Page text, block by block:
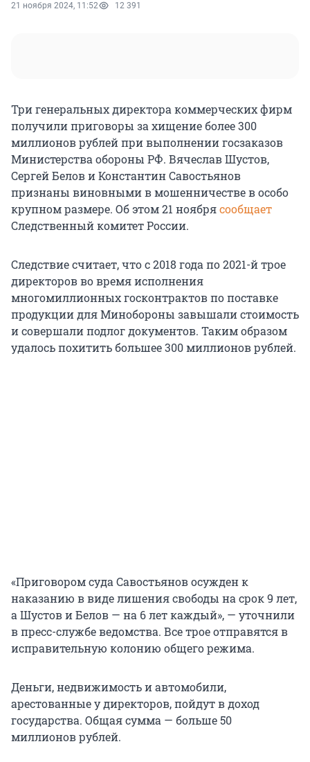
21 ноября 2024, 11:52 12 391
Три генеральных директора коммерческих фирм
получили приговоры за хищение более 300
миллионов рублей при выполнении госзаказов
Министерства обороны РФ. Вячеслав Шустов,
Сергей Белов и Константин Савостьянов
признаны виновными в мошенничестве в особо
крупном размере. Об этом 21 ноябрясообщает
Следственный комитет России.
Следствие считает, что с 2018 года по 2021-й трое
директоров во время исполнения
многомиллионных госконтрактов по поставке
продукции для Минобороны завышали стоимость
и совершали подлог документов. Таким образом
удалось похитить большее 300 миллионов рублей.
«Приговором суда Савостьянов осужден к
наказанию в виде лишения свободы на срок 9 лет,
а Шустов и Белов — на 6 лет каждый», — уточнили
в пресс-службе ведомства. Все трое отправятся в
исправительную колонию общего режима.
Деньги, недвижимость и автомобили,
арестованные у директоров, пойдут в доход
государства. Общая сумма — больше 50
миллионов рублей.